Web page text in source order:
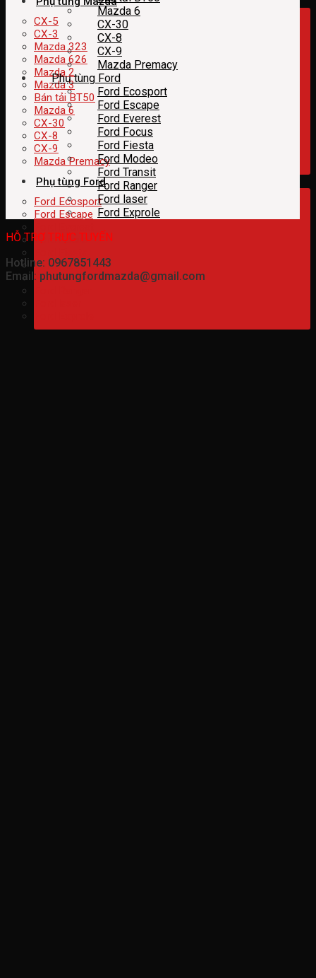
CX-5
CX-3
Mazda 323
Mazda 626
Mazda 2
Mazda 3
Bán tải BT50
Mazda 6
CX-30
CX-8
CX-9
Mazda Premacy
Phụ tùng Ford
Ford Ecosport
Ford Escape
Ford Focus
Ford Modeo
Ford Transit
Mazda 6
CX-30
CX-8
CX-9
Mazda Premacy
Phụ tùng Ford
Ford Ecosport
Ford Escape
Ford Everest
Ford Focus
Ford Fiesta
Ford Modeo
Ford Transit
Ford Ranger
Ford laser
Ford Exprole
HỖ TRỢ TRỰC TUYẾN
Hotline: 0967851443
Email: phutungfordmazda@gmail.com